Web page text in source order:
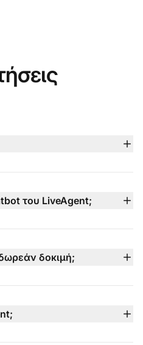
τηλεφωνικό
σε ένα dashboard, ώστε οι
του LiveAgent;
σας και τα έγγραφά σας
περίπλοκα, παραδίδει τη
δοκιμή;
πριν